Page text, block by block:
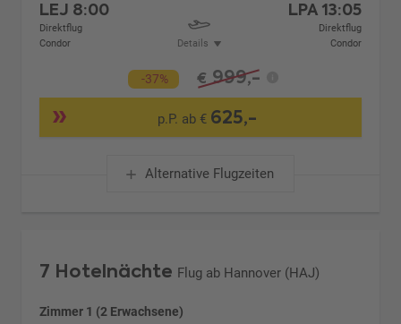
LEJ 8:00
Direktflug
Condor
Details
LPA 13:05
Direktflug
Condor
-37% € 999,-
p.P. ab € 625,-
Alternative Flugzeiten
7 Hotelnächte Flug ab Hannover (HAJ)
Zimmer 1 (2 Erwachsene)